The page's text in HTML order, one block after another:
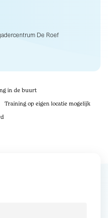
De Roef
in de buurt
Training op eigen locatie mogelijk